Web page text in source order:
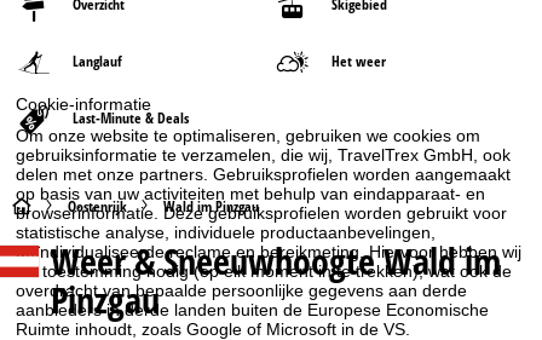
Cookie-informatie
Om onze website te optimaliseren, gebruiken we cookies om
gebruiksinformatie te verzamelen, die wij, TravelTrex GmbH, ook
delen met onze partners. Gebruiksprofielen worden aangemaakt
op basis van uw activiteiten met behulp van eindapparaat- en
browserinformatie. Deze gebruiksprofielen worden gebruikt voor
statistische analyse, individuele productaanbevelingen,
geïndividualiseerde reclame en bereikmeting. Hiervoor hebben wij
uw toestemming nodig (op elk moment in te trekken), wat ook de
overdracht van bepaalde persoonlijke gegevens aan derde
aanbieders in derde landen buiten de Europese Economische
Ruimte inhoudt, zoals Google of Microsoft in de VS.
Overzicht Skigebied
Langlauf Het weer
Last-Minute & Deals
S
t
a
Oostenrijk Wald im Pinzgau
Weer & Sneeuwhoogte Wald im
Pinzgau